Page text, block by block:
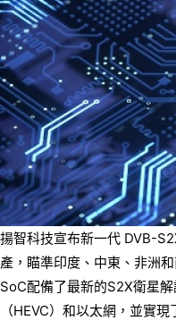
揚智科技宣布新一代 DVB-
產，瞄準印度、中東、非洲
SoC配備了最新的S2X衛星
（HEVC）和以太網，並實